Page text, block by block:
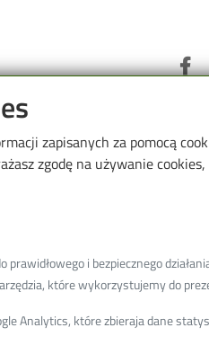
zapisanych za pomocą
zgodę na używanie
prawidłowego i bezpiecznego
które wykorzystujemy do
Analytics, które zbieraja dane
Procesowej i Ochrony
/PolitLodz/W10
elektronicznych (ADE):
ERVVB-29